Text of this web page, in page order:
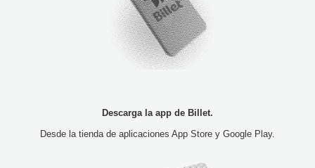
Descarga la app de Billet.
Desde la tienda de aplicaciones App Store y Google Play.